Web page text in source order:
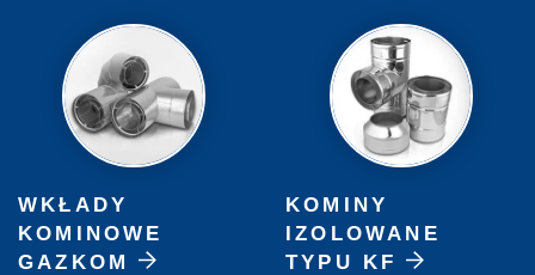
WKŁADY
KOMINOWE
GAZKOM
KOMINY
IZOLOWANE
TYPU KF